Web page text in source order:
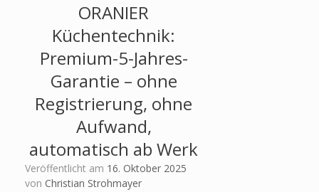
ORANIER
Küchentechnik:
Premium-5-Jahres-
Garantie – ohne
Registrierung, ohne
Aufwand,
automatisch ab Werk
Veröffentlicht am 16. Oktober 2025
von Christian Strohmayer